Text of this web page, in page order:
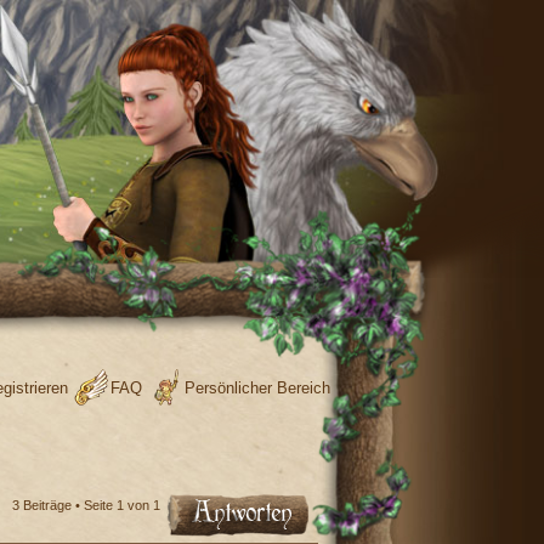
Persönlicher Bereich
FAQ
3 Beiträge • Seite 1 von 1